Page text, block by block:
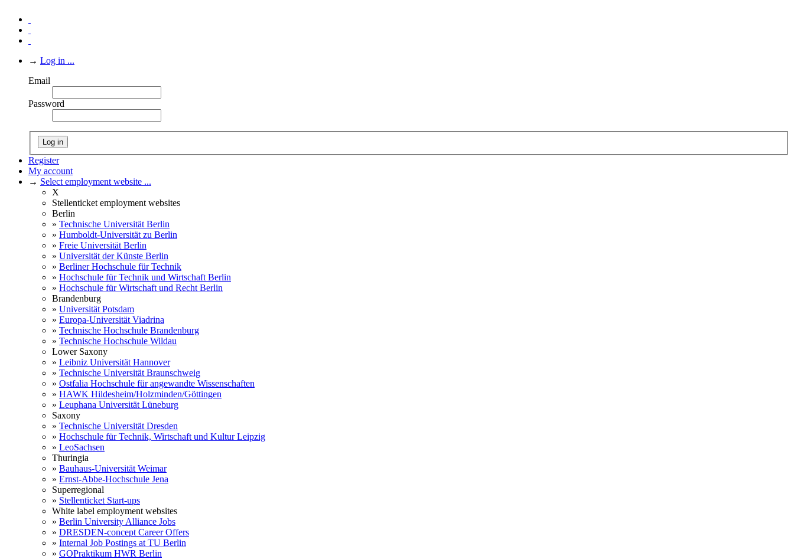
→ Log in ...
Email
Password
Log in
Register
My account
→ Select employment website ...
X
Stellenticket employment websites
Berlin
» Technische Universität Berlin
» Humboldt-Universität zu Berlin
» Freie Universität Berlin
» Universität der Künste Berlin
» Berliner Hochschule für Technik
» Hochschule für Technik und Wirtschaft Berlin
» Hochschule für Wirtschaft und Recht Berlin
Brandenburg
» Universität Potsdam
» Europa-Universität Viadrina
» Technische Hochschule Brandenburg
» Technische Hochschule Wildau
Lower Saxony
» Leibniz Universität Hannover
» Technische Universität Braunschweig
» Ostfalia Hochschule für angewandte Wissenschaften
» HAWK Hildesheim/Holzminden/Göttingen
» Leuphana Universität Lüneburg
Saxony
» Technische Universität Dresden
» Hochschule für Technik, Wirtschaft und Kultur Leipzig
» LeoSachsen
Thuringia
» Bauhaus-Universität Weimar
» Ernst-Abbe-Hochschule Jena
Superregional
» Stellenticket Start-ups
White label employment websites
» Berlin University Alliance Jobs
» DRESDEN-concept Career Offers
» Internal Job Postings at TU Berlin
» GOPraktikum HWR Berlin